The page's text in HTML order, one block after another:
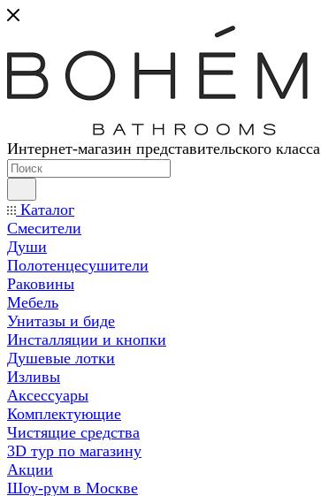
Интернет-магазин представительского класса
Каталог
Смесители
Души
Полотенцесушители
Раковины
Мебель
Унитазы и биде
Инсталляции и кнопки
Душевые лотки
Изливы
Аксессуары
Комплектующие
Чистящие средства
3D тур по магазину
Акции
Шоу-рум в Москве